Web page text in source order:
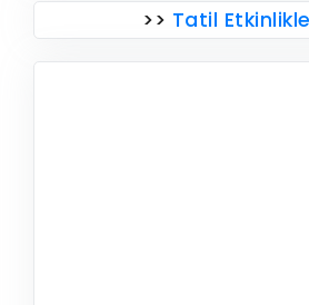
>> Tatil